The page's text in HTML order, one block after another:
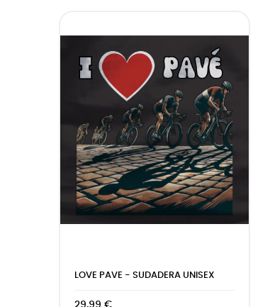
LOVE PAVE - SUDADERA UNISEX